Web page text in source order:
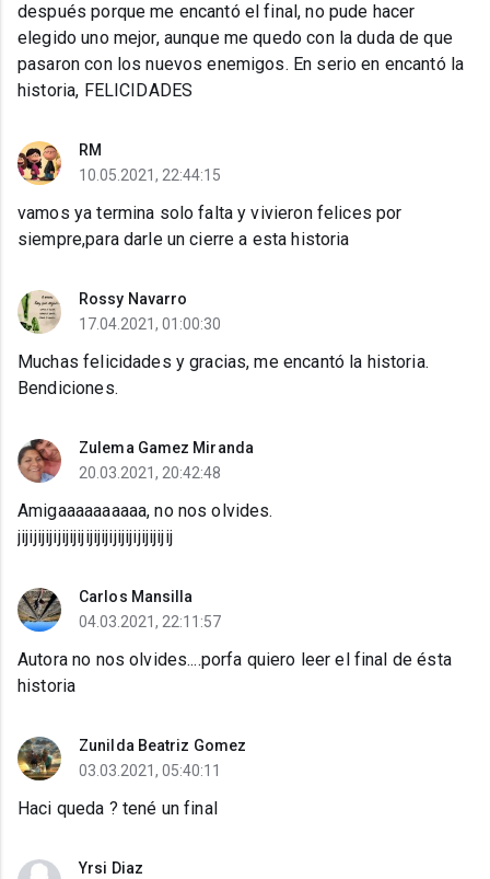
después porque me encantó el final, no pude hacer
elegido uno mejor, aunque me quedo con la duda de que
pasaron con los nuevos enemigos. En serio en encantó la
historia, FELICIDADES
RM
10.05.2021, 22:44:15
vamos ya termina solo falta y vivieron felices por
siempre,para darle un cierre a esta historia
Rossy Navarro
17.04.2021, 01:00:30
Muchas felicidades y gracias, me encantó la historia.
Bendiciones.
Zulema Gamez Miranda
20.03.2021, 20:42:48
Amigaaaaaaaaaa, no nos olvides.
jijijijijijijijijijijijijijijijijijijij
Carlos Mansilla
04.03.2021, 22:11:57
Autora no nos olvides....porfa quiero leer el final de ésta
historia
Zunilda Beatriz Gomez
03.03.2021, 05:40:11
Haci queda ? tené un final
Yrsi Diaz